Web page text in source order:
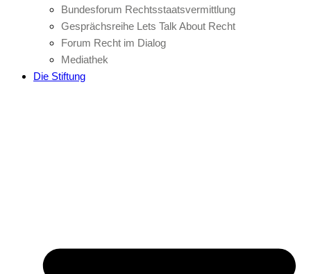
Bundesforum Rechtsstaatsvermittlung
Gesprächsreihe Lets Talk About Recht
Forum Recht im Dialog
Mediathek
Die Stiftung